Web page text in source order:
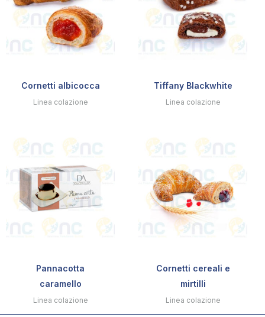
Cornetti albicocca
Linea colazione
Tiffany Blackwhite
Linea colazione
Pannacotta
caramello
Linea colazione
Cornetti cereali e
mirtilli
Linea colazione